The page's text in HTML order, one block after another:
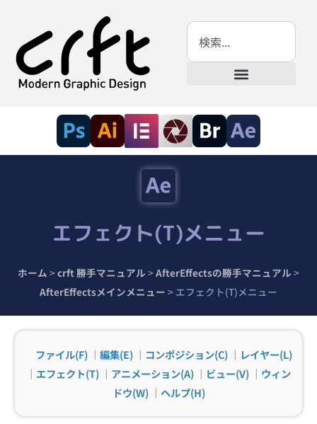
エフェクト(T)メニュー
ホーム > crft 勝手マニュアル > AfterEffectsの勝手マニュアル >
AfterEffectsメインメニュー > エフェクト(T)メニュー
ファイル(F)｜ 編集(E)｜ コンポジション(C)｜ レイヤー(L)
｜ エフェクト(T) ｜ アニメーション(A) ｜ ビュー(V) ｜ ウィン
ドウ(W)｜ ヘルプ(H)